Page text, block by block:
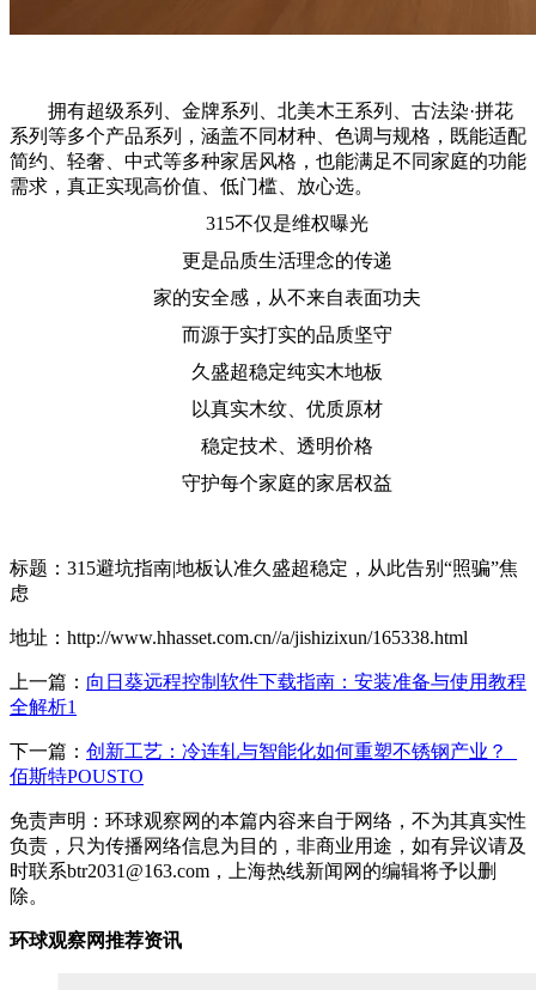
拥有超级系列、金牌系列、北美木王系列、古法染·拼花
系列等多个产品系列，涵盖不同材种、色调与规格，既能适配
简约、轻奢、中式等多种家居风格，也能满足不同家庭的功能
需求，真正实现高价值、低门槛、放心选。
315不仅是维权曝光
更是品质生活理念的传递
家的安全感，从不来自表面功夫
而源于实打实的品质坚守
久盛超稳定纯实木地板
以真实木纹、优质原材
稳定技术、透明价格
守护每个家庭的家居权益
标题：315避坑指南|地板认准久盛超稳定，从此告别“照骗”焦
虑
地址：http://www.hhasset.com.cn//a/jishizixun/165338.html
上一篇： 向日葵远程控制软件下载指南：安装准备与使用教程
全解析1
下一篇： 创新工艺：冷连轧与智能化如何重塑不锈钢产业？_
佰斯特POUSTO
免责声明：环球观察网的本篇内容来自于网络，不为其真实性
负责，只为传播网络信息为目的，非商业用途，如有异议请及
时联系btr2031@163.com，上海热线新闻网的编辑将予以删
除。
环球观察网推荐资讯